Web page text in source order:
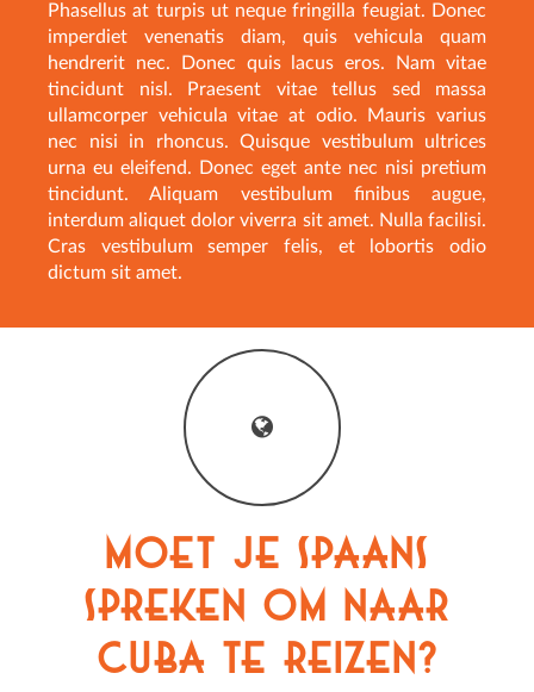
Phasellus at turpis ut neque fringilla feugiat. Donec
imperdiet venenatis diam, quis vehicula quam
hendrerit nec. Donec quis lacus eros. Nam vitae
tincidunt nisl. Praesent vitae tellus sed massa
ullamcorper vehicula vitae at odio. Mauris varius
nec nisi in rhoncus. Quisque vestibulum ultrices
urna eu eleifend. Donec eget ante nec nisi pretium
tincidunt. Aliquam vestibulum finibus augue,
interdum aliquet dolor viverra sit amet. Nulla facilisi.
Cras vestibulum semper felis, et lobortis odio
dictum sit amet.
Moet je Spaans
spreken om naar
Cuba te reizen?